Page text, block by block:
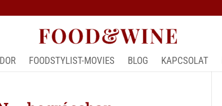
FOODSTYLIST-MOVIES BLOG KAPCSOLAT